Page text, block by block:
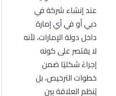
عند إنشاء شركة في
دبي أو في أي إمارة
داخل دولة الإمارات، لأنه
لا يقتصر على كونه
إجراءً شكليًا ضمن
خطوات الترخيص، بل
يُنظم العلاقة بين